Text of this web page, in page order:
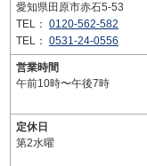
愛知県田原市赤石5-53
TEL： 0120-562-582
TEL： 0531-24-0556
営業時間
午前10時〜午後7時
定休日
第2水曜